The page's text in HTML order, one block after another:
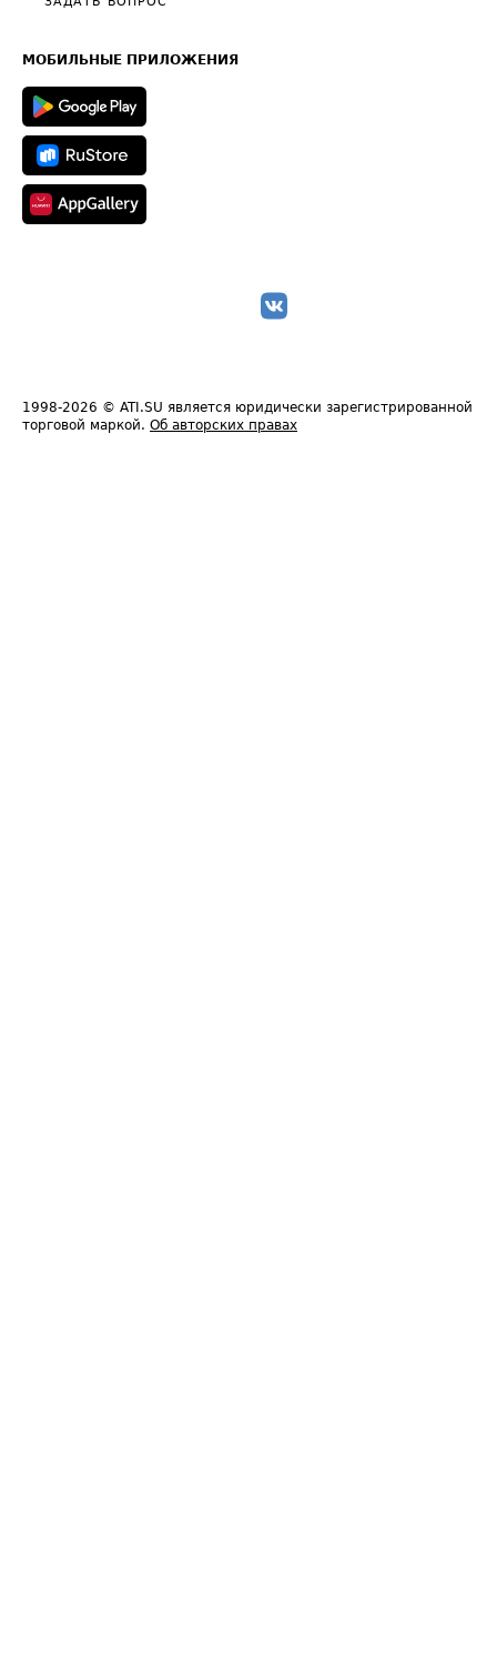
Техническая информация
МОБИЛЬНЫЕ ПРИЛОЖЕНИЯ
1998-2026 © ATI.SU является юридически зарегистрированной
торговой маркой. Об авторских правах